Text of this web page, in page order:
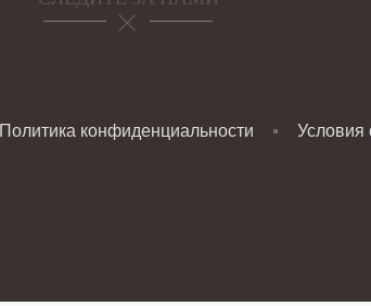
Политика конфиденциальности Условия